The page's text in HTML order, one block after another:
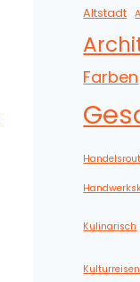
Altstadt
Farben
Kulinarisch
Kulturreisen